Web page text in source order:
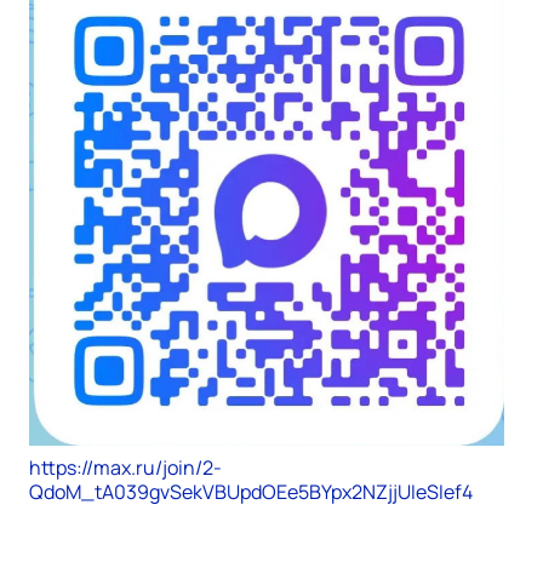
https://max.ru/join/2-
QdoM_tA039gvSekVBUpdOEe5BYpx2NZjjUIeSIef4